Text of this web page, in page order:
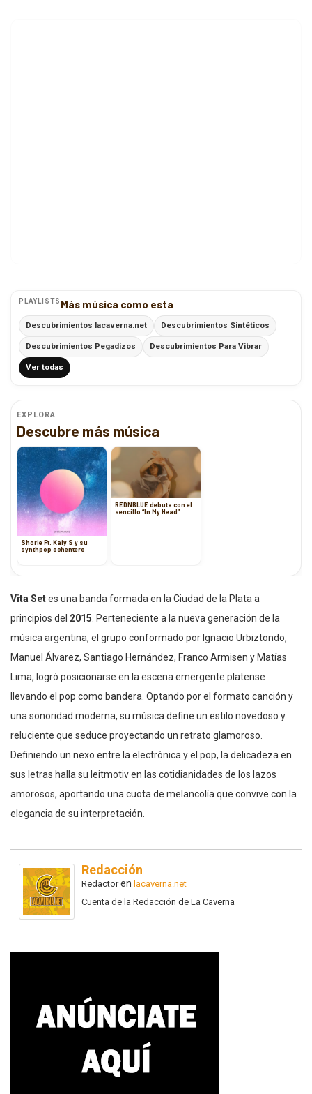
PLAYLISTS Más música como esta
Descubrimientos lacaverna.net Descubrimientos Sintéticos
Descubrimientos Pegadizos Descubrimientos Para Vibrar
Ver todas
EXPLORA
Descubre más música
Shorie Ft. Kaiy S y su
synthpop ochentero
REDNBLUE debuta con el
sencillo “In My Head”
Vita Setes una banda formada en la Ciudad de la Plata a
principios del 2015 . Perteneciente a la nueva generación de la
música argentina, el grupo conformado por Ignacio Urbiztondo,
Manuel Álvarez, Santiago Hernández, Franco Armisen y Matías
Lima, logró posicionarse en la escena emergente platense
llevando el pop como bandera. Optando por el formato canción y
una sonoridad moderna, su música define un estilo novedoso y
reluciente que seduce proyectando un retrato glamoroso.
Definiendo un nexo entre la electrónica y el pop, la delicadeza en
sus letras halla su leitmotiv en las cotidianidades de los lazos
amorosos, aportando una cuota de melancolía que convive con la
elegancia de su interpretación.
Redacción
Redactoren lacaverna.net
Cuenta de la Redacción de La Caverna